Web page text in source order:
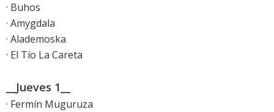
· Buhos
· Amygdala
· Alademoska
· El Tío La Careta
__Jueves 1__
· Fermín Muguruza